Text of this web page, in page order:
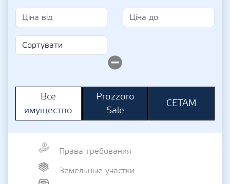
Все
имущество
Prozzoro
Sale
СЕТАМ
Права требования
Земельные участки